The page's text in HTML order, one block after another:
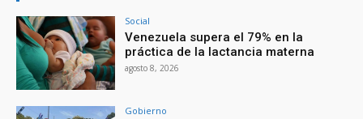
Social
Venezuela supera el 79% en la
práctica de la lactancia materna
agosto 8, 2026
Gobierno